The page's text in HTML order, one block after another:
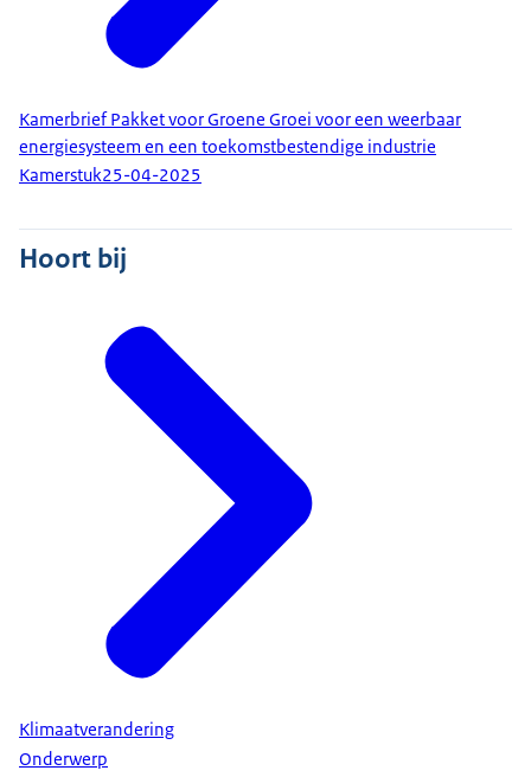
Kamerbrief Pakket voor Groene Groei voor een weerbaar
energiesysteem en een toekomstbestendige industrie
Kamerstuk25-04-2025
Hoort bij
Klimaatverandering
Onderwerp